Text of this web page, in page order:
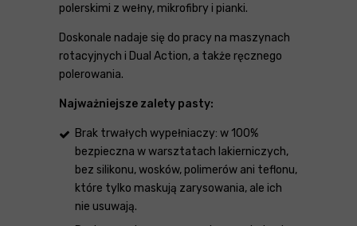
polerskimi z wełny, mikrofibry i pianki.
Doskonale nadaje się do pracy na maszynach
rotacyjnych i Dual Action, a także ręcznego
polerowania.
Najważniejsze zalety pasty:
Brak trwałych wypełniaczy: w 100%
bezpieczna w warsztatach lakierniczych,
bez silikonu, wosków, polimerów ani teflonu,
które tylko maskują zarysowania, ale ich
nie usuwają.